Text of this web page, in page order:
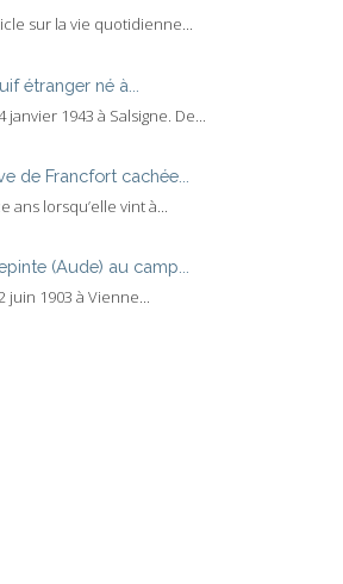
sur la vie quotidienne...
étranger né à...
1943 à Salsigne. De...
de Francfort cachée...
ans lorsqu’elle vint à...
(Aude) au camp...
juin 1903 à Vienne...